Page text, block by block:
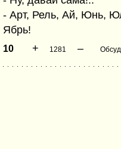
- Арт, Рель, Ай, Юнь,
Ябрь!
10 + 1281 –